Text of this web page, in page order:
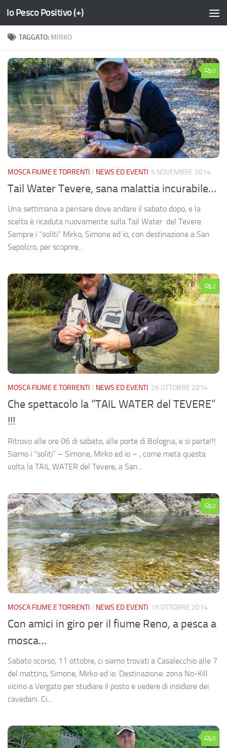
Salta al contenuto
Io Pesco Positivo (+)
TAGGATO: MIRKO
0
MOSCA FIUME E TORRENTI/ NEWS ED EVENTI 5 NOVEMBRE 2014
Tail Water Tevere, sana malattia incurabile…
Una settimana a pensare dove andare il sabato dopo, e la
scelta è ricaduta nuovamente sulla Tail Water del Tevere.
Sempre i “soliti” Mirko, Simone ed io, con destinazione a San
Sepolcro, per scoprire...
2
MOSCA FIUME E TORRENTI/ NEWS ED EVENTI 26 OTTOBRE 2014
Che spettacolo la “TAIL WATER del TEVERE”
!!!
Ritrovo alle ore 06 di sabato, alle porte di Bologna, e si parte!!!
Siamo i “soliti” – Simone, Mirko ed io – , come meta questa
volta la TAIL WATER del Tevere, a San...
0
MOSCA FIUME E TORRENTI/ NEWS ED EVENTI 15 OTTOBRE 2014
Con amici in giro per il fiume Reno, a pesca a
mosca…
Sabato scorso, 11 ottobre, ci siamo trovati a Casalecchio alle 7
del mattino, Simone, Mirko ed io. Destinazione: zona No-Kill
vicino a Vergato per studiare il posto e vedere di insidiare dei
cavedani. Ci...
0